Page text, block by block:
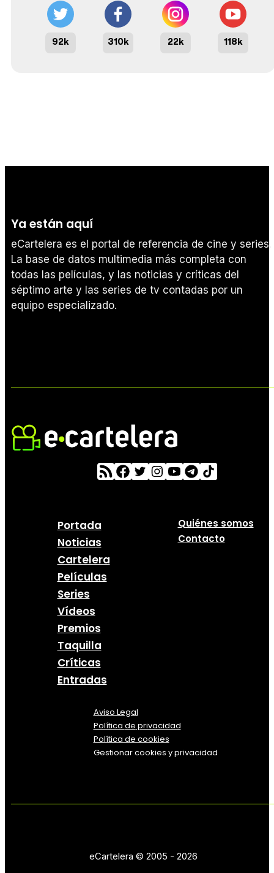
92k 310k 22k 118k
Ya están aquí
eCartelera es el portal de referencia de cine y series.
La base de datos multimedia más completa con
todas las películas, y las noticias y críticas del
séptimo arte y las series de tv contadas por un
equipo especializado.
Portada
Noticias
Cartelera
Películas
Series
Vídeos
Premios
Taquilla
Críticas
Entradas
Quiénes somos
Contacto
Aviso Legal
Política de privacidad
Política de cookies
Gestionar cookies y privacidad
eCartelera © 2005 - 2026